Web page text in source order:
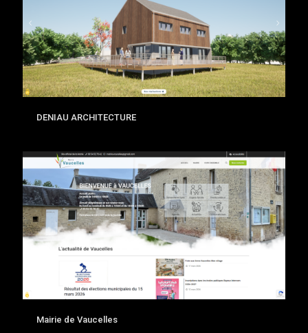
DENIAU ARCHITECTURE
Mairie de Vaucelles